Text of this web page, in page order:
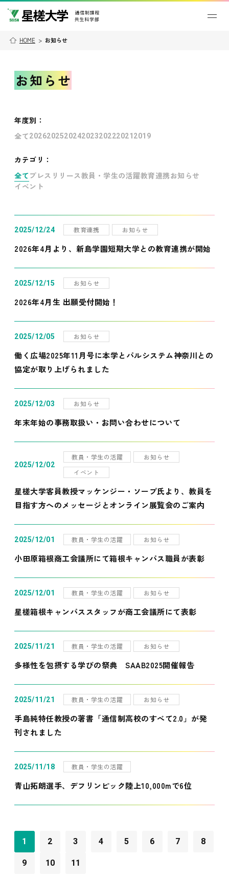
HOME > お知らせ
お知らせ
年度別 ：
全て202620252024202320222021 2019
カテゴリ：
全て プレスリリース教員・学生の活躍教育連携お知らせ
イベント
2025/12/24 教育連携 お知らせ
2026年4月より、新島学園短期大学との教育連携が開始
2025/12/15 お知らせ
2026年4月生 出願受付開始！
2025/12/05 お知らせ
働く広場2025年11月号に本学とパルシステム神奈川との
協定が取り上げられました
2025/12/03 お知らせ
年末年始の事務取扱い・お問い合わせについて
2025/12/02
教員・学生の活躍
お知らせ
イベント
星槎大学客員教授マッケンジー・ソープ氏より、教員を
目指す方へのメッセージとオンライン展覧会のご案内
2025/12/01 教員・学生の活躍 お知らせ
小田原箱根商工会議所にて箱根キャンパス職員が表彰
2025/12/01 教員・学生の活躍 お知らせ
星槎箱根キャンパススタッフが商工会議所にて表彰
2025/11/21 教員・学生の活躍 お知らせ
多様性を包摂する学びの祭典 SAAB2025開催報告
2025/11/21 教員・学生の活躍 お知らせ
手島純特任教授の著書「通信制高校のすべて2.0」が発
刊されました
2025/11/18 教員・学生の活躍
青山拓朗選手、デフリンピック陸上10,000mで6位
1 2 3 4 5 6 7 8
9 10 11